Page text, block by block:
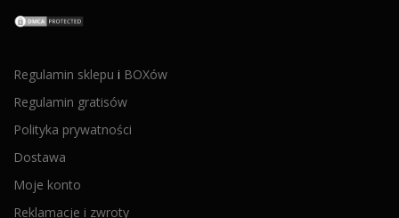
Regulamin sklepu i BOXów
Regulamin gratisów
Polityka prywatności
Dostawa
Moje konto
Reklamacje i zwroty